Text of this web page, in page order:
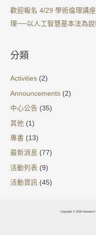
歡迎報名 4/29 學術倫理講
理──以人工智慧基本法為說
分類
Activities (2)
Announcements (2)
中心公告 (35)
其他 (1)
專書 (13)
最新消息 (77)
活動列表 (9)
活動資訊 (45)
Copyright © 2026 Research